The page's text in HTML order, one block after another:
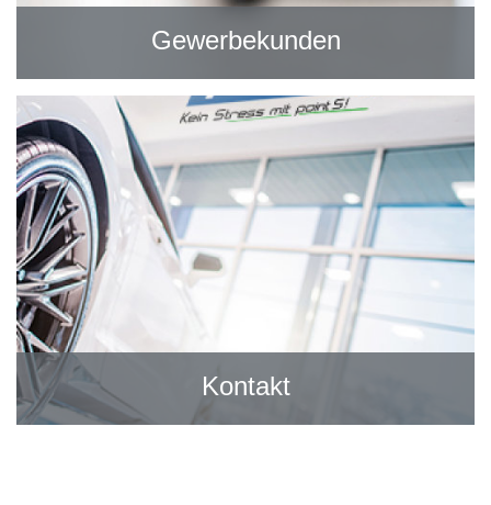
Gewerbekunden
Kontakt